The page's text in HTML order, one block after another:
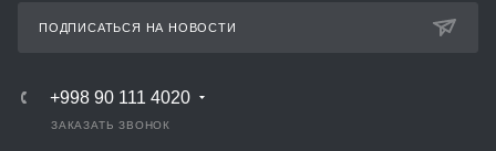
ПОДПИСАТЬСЯ НА НОВОСТИ
+998 90 111 4020
ЗАКАЗАТЬ ЗВОНОК